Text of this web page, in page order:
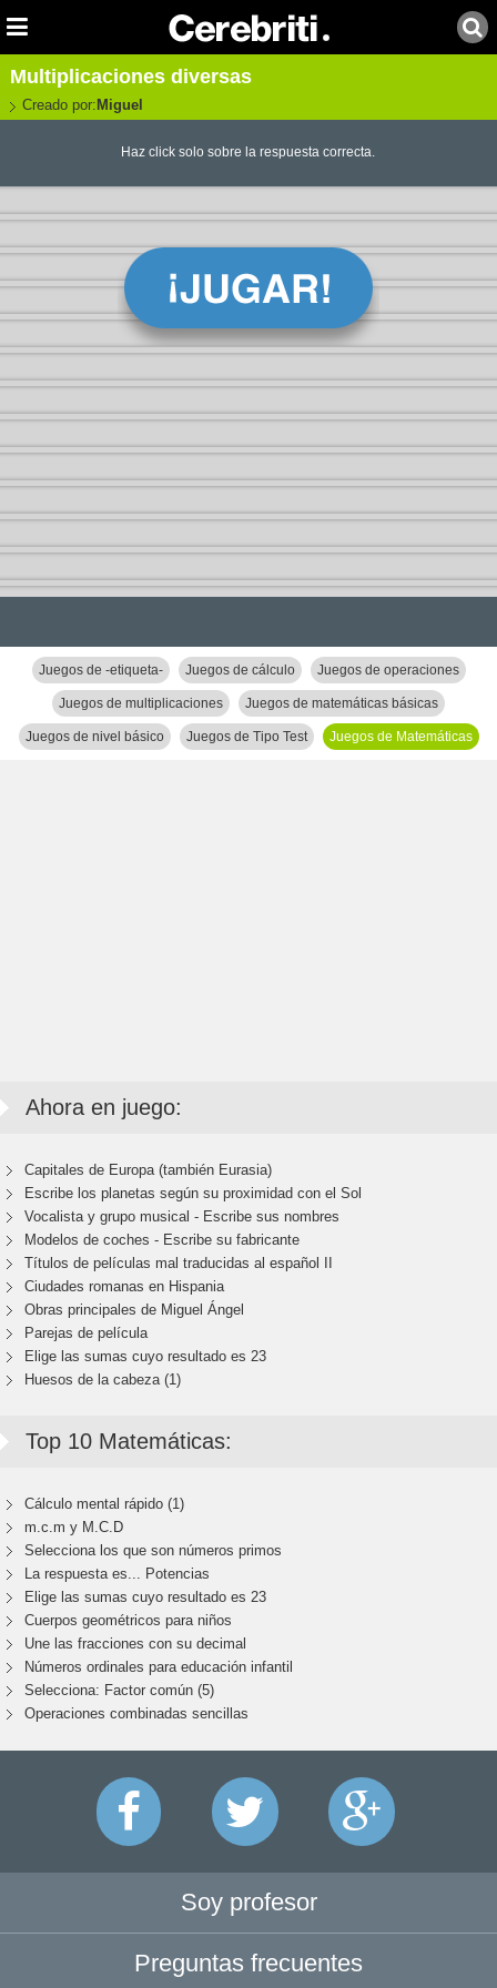
Multiplicaciones diversas
Creado por: Miguel
Haz click solo sobre la respuesta correcta.
Juegos de -etiqueta- Juegos de cálculo Juegos de operaciones
Juegos de multiplicaciones Juegos de matemáticas básicas
Juegos de nivel básico Juegos de Tipo Test Juegos de Matemáticas
Ahora en juego:
Capitales de Europa (también Eurasia)
Escribe los planetas según su proximidad con el Sol
Vocalista y grupo musical - Escribe sus nombres
Modelos de coches - Escribe su fabricante
Títulos de películas mal traducidas al español II
Ciudades romanas en Hispania
Obras principales de Miguel Ángel
Parejas de película
Elige las sumas cuyo resultado es 23
Huesos de la cabeza (1)
Top 10 Matemáticas:
Cálculo mental rápido (1)
m.c.m y M.C.D
Selecciona los que son números primos
La respuesta es... Potencias
Elige las sumas cuyo resultado es 23
Cuerpos geométricos para niños
Une las fracciones con su decimal
Números ordinales para educación infantil
Selecciona: Factor común (5)
Operaciones combinadas sencillas
Soy profesor
Preguntas frecuentes